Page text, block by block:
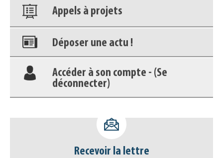
déconnecter)
Nos veilles Scoop.it
Recevoir la lettre